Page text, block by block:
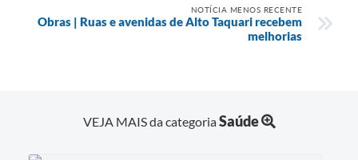
NOTÍCIA MENOS RECENTE
Obras | Ruas e avenidas de Alto Taquari recebem
melhorias
VEJA MAIS da categoriaSaúde